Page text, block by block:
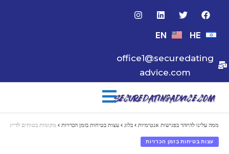
HE
EN
office1@securedating
advice.com
ממה עלינו להיזהר בפגישות אנטימיות > בלוג > עצות בטיחות בזמן הכרויות > מקומות בטוחים לדייטים
עצות בטיחות בזמן הכרויות